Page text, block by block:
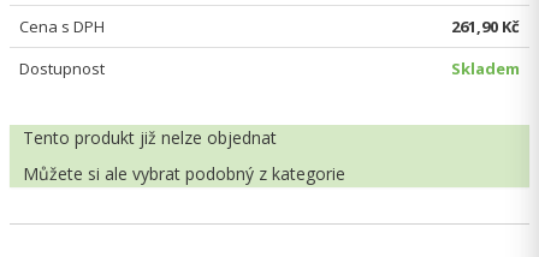
Cena s DPH
261,90 Kč
Dostupnost
Skladem
Tento produkt již nelze objednat
Můžete si ale vybrat podobný z kategorie